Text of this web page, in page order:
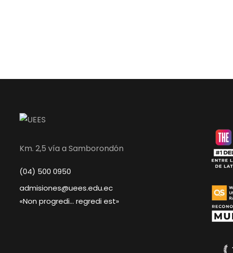
Km. 2,5 vía a Samborondón
(04) 500 0950
admisiones@uees.edu.ec
«Non progredi… regredi est»